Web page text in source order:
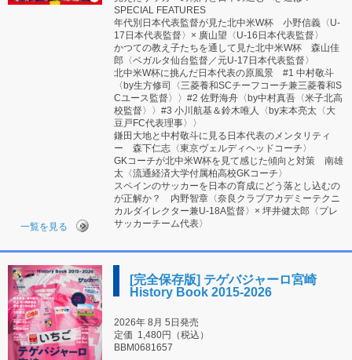
SPECIAL FEATURES
年代別日本代表監督が見た北中米W杯 小野信義〈U-
17日本代表監督〉× 廣山望〈U-16日本代表監督〉
かつての教え子たちを通して見た北中米W杯 森山佳
郎〈ベガルタ仙台監督／元U-17日本代表監督〉
北中米W杯に挑んだ日本代表の原風景 #1 中村敬斗
〈by生方修司〈三菱養和SCチーフコーチ兼三菱養和S
Cユース監督〉〉#2 佐野海舟〈by中村真吾〈米子北高
校監督〉〉#3 小川航基＆鈴木唯人〈by末本亮太〈大
豆戸FC代表理事〉〉
鎌田大地と中村敬斗に見る日本代表のメンタリティ
ー 森下仁志〈東京ヴェルディヘッドコーチ〉
GKコーチが北中米W杯を見て感じた傾向と対策 南雄
太〈流通経済大学付属柏高校GKコーチ〉
スペインのサッカーを日本の育成にどう落とし込むの
が正解か？ 内野智章〈奈良クラブアカデミーテクニ
カルダイレクター兼U-18A監督〉× 坪井健太郎〈プレ
サッカーチーム代表〉
一覧を見る
[完全保存版] テゲバジャーロ宮崎
History Book 2015-2026
2026年 8月 5日発売
定価 1,480円（税込）
BBM0681657